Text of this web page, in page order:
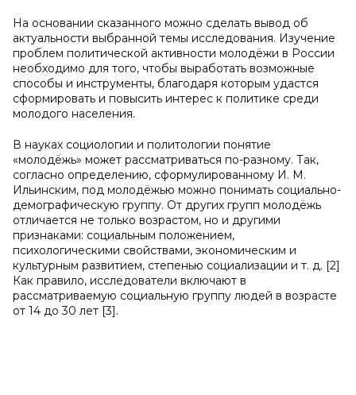
На основании сказанного можно сделать вывод об
актуальности выбранной темы исследования. Изучение
проблем политической активности молодёжи в России
необходимо для того, чтобы выработать возможные
способы и инструменты, благодаря которым удастся
сформировать и повысить интерес к политике среди
молодого населения.
В науках социологии и политологии понятие
«молодёжь» может рассматриваться по-разному. Так,
согласно определению, сформулированному И. М.
Ильинским, под молодёжью можно понимать социально-
демографическую группу. От других групп молодёжь
отличается не только возрастом, но и другими
признаками: социальным положением,
психологическими свойствами, экономическим и
культурным развитием, степенью социализации и т. д. [2]
Как правило, исследователи включают в
рассматриваемую социальную группу людей в возрасте
от 14 до 30 лет [3].